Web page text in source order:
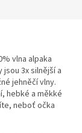
vlna alpaka
jsou 3x silnější a
jehněčí vlny.
hebké a měkké
neboť očka